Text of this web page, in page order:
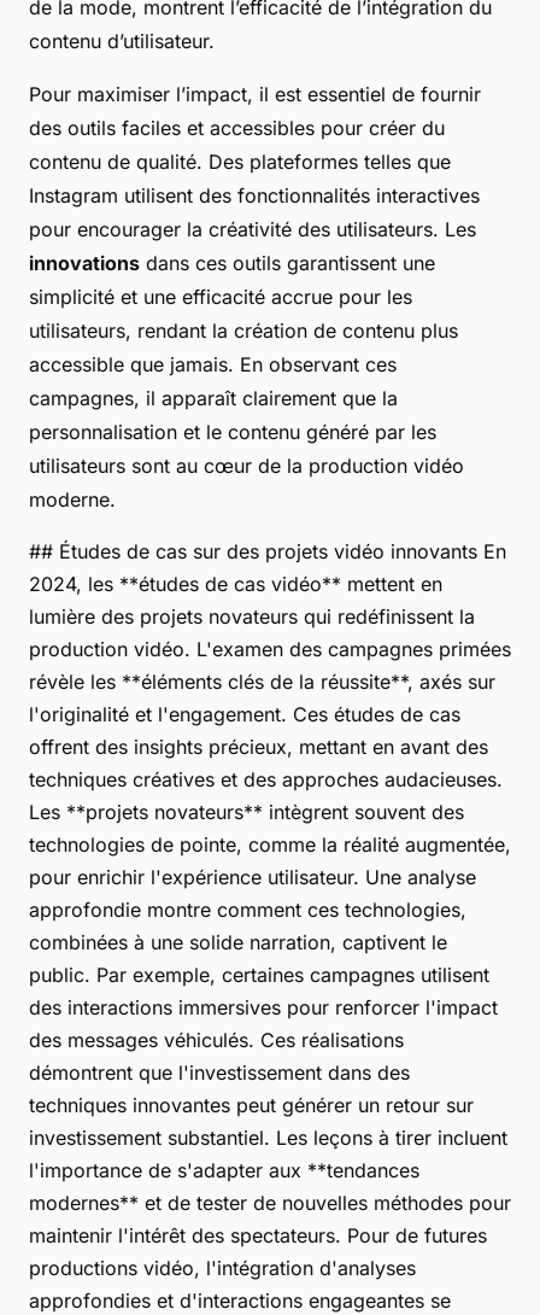
de la mode, montrent l’efficacité de l’intégration du
contenu d’utilisateur.
Pour maximiser l’impact, il est essentiel de fournir
des outils faciles et accessibles pour créer du
contenu de qualité. Des plateformes telles que
Instagram utilisent des fonctionnalités interactives
pour encourager la créativité des utilisateurs. Les
innovations dans ces outils garantissent une
simplicité et une efficacité accrue pour les
utilisateurs, rendant la création de contenu plus
accessible que jamais. En observant ces
campagnes, il apparaît clairement que la
personnalisation et le contenu généré par les
utilisateurs sont au cœur de la production vidéo
moderne.
## Études de cas sur des projets vidéo innovants En
2024, les **études de cas vidéo** mettent en
lumière des projets novateurs qui redéfinissent la
production vidéo. L'examen des campagnes primées
révèle les **éléments clés de la réussite**, axés sur
l'originalité et l'engagement. Ces études de cas
offrent des insights précieux, mettant en avant des
techniques créatives et des approches audacieuses.
Les **projets novateurs** intègrent souvent des
technologies de pointe, comme la réalité augmentée,
pour enrichir l'expérience utilisateur. Une analyse
approfondie montre comment ces technologies,
combinées à une solide narration, captivent le
public. Par exemple, certaines campagnes utilisent
des interactions immersives pour renforcer l'impact
des messages véhiculés. Ces réalisations
démontrent que l'investissement dans des
techniques innovantes peut générer un retour sur
investissement substantiel. Les leçons à tirer incluent
l'importance de s'adapter aux **tendances
modernes** et de tester de nouvelles méthodes pour
maintenir l'intérêt des spectateurs. Pour de futures
productions vidéo, l'intégration d'analyses
approfondies et d'interactions engageantes se